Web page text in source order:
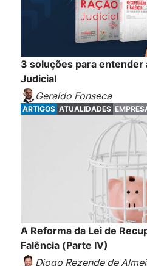
3 soluções para entender
Judicial
Geraldo Fonseca
ARTIGOS ATUALIDADES
A Reforma da Lei de
Falência (Parte IV)
Diogo Rezende de